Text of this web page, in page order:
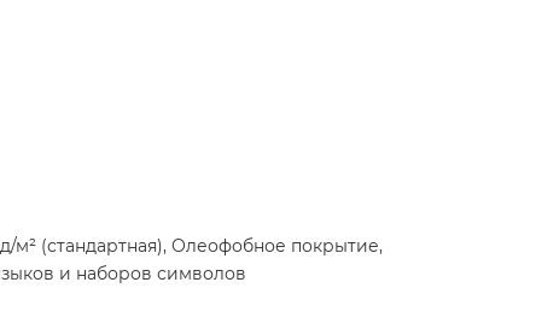
м² (стандартная), Олеофобное покрытие,
и наборов символов